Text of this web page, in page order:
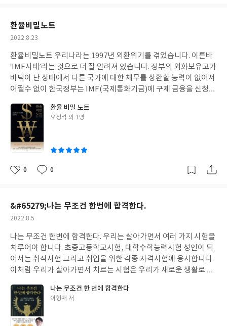
석에서부터 임차인의 대항력과 최우선변제권인정 여부, 배당방법
등 경매 입문자가 기본적으로 알아야할 내용을 다루고 있습니다. 예
전 경매가 지금처럼 대중화되기 전에는 많은 투자자들은 경매를 통
해 부를 일구었습니다. 하지만 현재와 같이 경매가 대중화 된 이후에
는 수익을 얻기 위해서는 예전보다가 많은 노력이 필요하고, 경쟁이
치열해져서 일반적인 물건으로 수익을 올리기는 어려워 졌습니다.
경매교과서 법원의 경매는 재테크수단으로 많은 투자자들의 관심
을 받고 있습니다. 이번에 지상사에서 출간된 ‘경매교과서’는 법원경
매에관해 설명한 책으로서 경매에 입문하고자 하는 분들을 위해 집
필된 책입니다. "경매"란 물건을 팔고자 하는 사람이 물건을 사고자
하는 다수의 사람에게 매수의 청약을 실시해서 그 중 가장 높은 가격
으로 청약을 한 사람에게 물건을 매도하는 형태의 거래를 말합니다.
도 하지만, 채권자가 채무자에게 지급받지 못한 자신의 채권을 회수
통해 채무자의 물건을 매각한 후 그 매각대금으로 채권자의 채권을
충당하는 법원경매가 그 대표적입니다. 우리가 재테크의 수단으로
제경매가 있습니다. 강제경매는 일반 채권자가 신청하는 경매로서
일반채권자는 법원에 경매를 신청하기 위해 강제집할 정당한 권원
이 있음을 증명하여야하는데, 일반채권자는 법원의 판결등(집행권
원)을 통해 이를 증명한 후 채무자의 재산에 대하여 경매를 신청할
수 있습니다. 임의경매는 담보물권의 실행으로 인한 경매로서 앞에
서 말한 일반채권자처럼 집행권원이 필요없이 바로 경매를 신청할
수 있습니다. 경매절차는 채권자가 경매를 신청하면 법원은 경매개
시결정을 하고 일주일후 매각을 하게 됩니다. 이때 입찰을 하여 낙찰
로를 건 최고의 도박이다. 1. 승리는 다른 이의 손에 있는 그것을 빼
앗아 오는 일이다. 1. 승리는 당신의 전부을 원한다. 균형이란 없다.
1. 승리는 이기적이다. 1. 승리는 지옥의 질주다. 중간에 포기하면 영
원히 지옥에 떨어진다. 1. 승리는 정답이 없는 시험이다. 1. 승리는 당
신의 모든 비밀을 알고 있다. 1. 승리는 절대 거짓말을 하지 않는다.
1. 승리는 마라톤이 아니다. 결승선이 없는 단거리 레이스다. 1. 승리
는 모든 것이다. 그리고 이어서 “승리는 당신에게서 모든 것을 빼앗
승리하기 위해 만나는 장애물이나 방해꾼은 외부에 있는 것이 아니
라 승리하고자 하는 사람의 마음속에 있음을 알게 되었습니다. 또한
승리를 가능하게 하는 것도 외부가 아닌 개인인 내부에 있다는 것을
알게 되었습니다. 즉, 승리하기 위해서는 근육이 필요한데, 그 근육
은 마음의 근육입니다. 헬스장의 트레이너가 육체의 근육을 키우는
데 도움을 주듯이 저자는 마음의 근육을 성장시키는 트레이너로서
우리를 돕습니다. 저자가 말한 승리를 가장 잘 나타낸 말을 옮겨 보
없다는 것은 끝없이 전력질주를 하라는 의미이고, “승리는 당신에
게서 모든 것을 빼앗았다가 더 많은 것을 되돌려 준다.” 승리는 당신
에게게 모든 것을 빼앗았다가라는 말은 승리를 하기 위해서는 모든
것을 쏟아 부어야 한다는 것입니다. 승리란 모든 것을 포기하고 오로
지 그것만을 위해 노력할 때 성취할 수 있고, 성취후에도 끝없이 전
력질주 해야 하는 것이 저자가 생각하는 승리입니다. 그렇다면 저자
가 말한 승리한 사람들이 공통적으로 느끼는 승리가 일반인들과 다
르게 “야만적이다, 혹독하다. 지독하다, 막돼먹었다, 더럽다, 거칠
다, 살벌하다, 무자비하다, 거침없다”라고 표현한 것이 약간 이해
되기도 합니다. 이 책을 읽으면서 대학에 나오는 ‘지어지선’이 생각
났습니다. ‘지어지선 : 지극한 善(선)에 머물러 움직이지 않는다.’ 즉
환율비밀노트
작
일
2022.8.23
환율비밀노트 우리나라는 1997년 외환위기를 겪었습니다. 이른바
‘IMF사태’라는 것으로 더 잘 알려져 있습니다. 정부의 외화보유고가
바닥이 난 상태에서 다른 국가에 대한 채무를 상환할 능력이 없어서
어쩔수 없이 한국정부는 IMF(국제통화기금)에 구제 금융을 신청하
통화기금은 금융을 지원해 주는 조건으로 과도한 금리인상을 요구
하였고, 기업구조조정과 노동시장 유연화를 강요하였습니다. 그 결
과 높아진 대출이율로 파산하는 개인과 회사가 증가하였고, 기업구
조조정으로 인해 실업자는 증가하였으며, 노동시장 유연화로 해고
는 더 쉬워지고 비정규직이 증가하게 되었습니다. 이러한 문제점을
해결하기 위해 정부는 국제통화기금과 재협상에서 금리인하를 요
들이 밀려 들어와 알짜배기 기업과 부동산을 쓸어 담게 되었습니다.
이후 국민들은 이전과는 다른 삶을 살아야 했습니다. 외환위기 이전
한국정부는 높은 경제성장률을 기록하고 있던 중이었습니다. 직장
은 평생직장이고 실업도 크게 문제되지 않았습니다. 하지만 외환위
기이후 평생직장은 사라지고 사람들은 무한 경쟁속에서, 맞벌이 인
구는 점점 증가하게 되었습니다. 이것은 또다른 사회문제를 양산하
게 되는데 저출산문제가 그것입니다. 지금 현재 불거지고 있는 사회
시 외환위기의 원인은 환율의 급격한 인상입니다. 동남아시아에 경
제위기가 닥쳐옴에 따라, 이를 대비하고자 우리나라에 투자한 외국
자본들이 투자금을 회수함으로써 환율이 상승하게 됩니다. 정부는
보유한 외화를 풀어 환율을 내리고자 하였지만 곧 외환보유고가 바
환율 비밀 노트
글
오정석 외 1명
좋
0
댓
0
작
&#65279;나는 무조건 한번에 합격한다.
작
일
2022.8.5
나는 무조건 한번에 합격한다. 우리는 살아가면서 여러 가지 시험을
치루어야 합니다. 초중고등학교시험, 대학수학능력시험 성인이 되
어서는 취직시험 그리고 취업을 위한 각종 자격시험에 응시합니다.
이처럼 우리가 살아가면서 치르는 시험은 우리가 새로운 생활로 진
생활로 진입하기 위해서는 시험에 합격하여야 합니다. 그렇기 때문
에 남들보다 수월하게 시험에 합격하는 비법을 알고 있다면 살아가
는 데 있어서 아주 큰 장점으로 작용합니다. 특히 요즘같이 정년이
나는 무조건 한 번에 합격한다
글
이형재 저